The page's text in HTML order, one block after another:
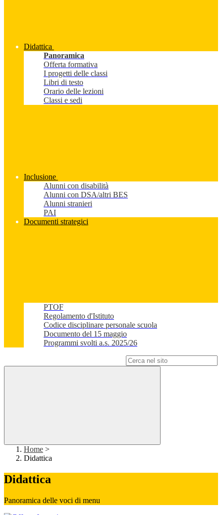
Didattica
Panoramica
Offerta formativa
I progetti delle classi
Libri di testo
Orario delle lezioni
Classi e sedi
Inclusione
Alunni con disabilità
Alunni con DSA/altri BES
Alunni stranieri
PAI
Documenti strategici
PTOF
Regolamento d'Istituto
Codice disciplinare personale scuola
Documento del 15 maggio
Programmi svolti a.s. 2025/26
Home >
Didattica
Didattica
Panoramica delle voci di menu